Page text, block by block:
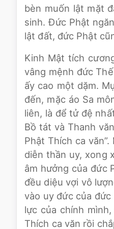
bèn muốn lật mặt
sinh. Đức Phật
lật đất, đức Phật
Kinh Mật tích
vâng mệnh đức
ấy cao một dặm.
đến, mặc áo Sa
liên, là để tử đệ
Bồ tát và Thanh
Phật Thích ca
diễn thần uy, xong
âm hưởng của đức
đều diệu vợi vô
vào uy đức của
lực của chính
Thích ca văn rồi